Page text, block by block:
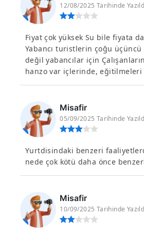
12/08/2025 Tarihinde
Fiyat çok yüksek Su bile fiyata
Yabancı turistlerin çoğu
değil yabancılar için
hanzo var içlerinde,
Misafir
05/09/2025 Tarihinde
Yurtdisindaki benzeri
nede çok kötü daha önce
Misafir
10/09/2025 Tarihinde